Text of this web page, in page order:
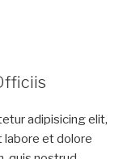
adipisicing elit,
labore et dolore